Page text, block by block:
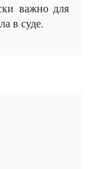
важно для
в суде.